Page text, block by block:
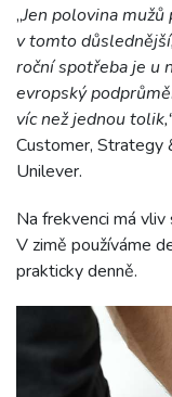
„Jen polovina
v tomto
roční spotřeba je u
evropský
víc než jednou
Customer, Strategy
Unilever.
Na frekvenci má
V zimě používáme
prakticky denně.